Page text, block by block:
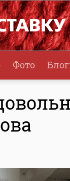
Фото